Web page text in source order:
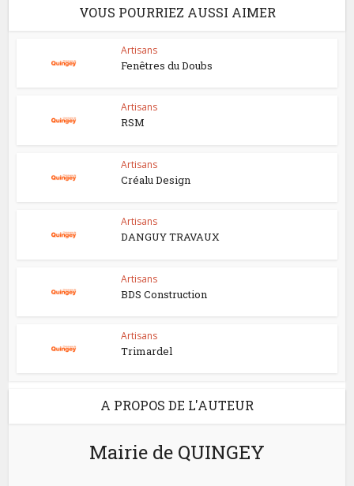
VOUS POURRIEZ AUSSI AIMER
Artisans
Fenêtres du Doubs
Artisans
RSM
Artisans
Créalu Design
Artisans
DANGUY TRAVAUX
Artisans
BDS Construction
Artisans
Trimardel
A PROPOS DE L'AUTEUR
Mairie de QUINGEY